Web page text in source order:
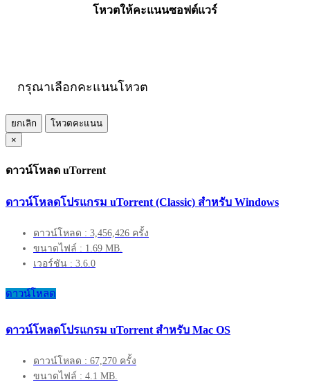
โหวตให้คะแนนซอฟต์แวร์
กรุณาเลือกคะแนนโหวต
ยกเลิก
โหวตคะแนน
×
ดาวน์โหลด uTorrent
ดาวน์โหลดโปรแกรม uTorrent (Classic) สำหรับ Windows
ดาวน์โหลด : 3,456,426 ครั้ง
ขนาดไฟล์ : 1.69 MB.
เวอร์ชัน : 3.6.0
ดาวน์โหลด
ดาวน์โหลดโปรแกรม uTorrent สำหรับ Mac OS
ดาวน์โหลด : 67,270 ครั้ง
ขนาดไฟล์ : 4.1 MB.